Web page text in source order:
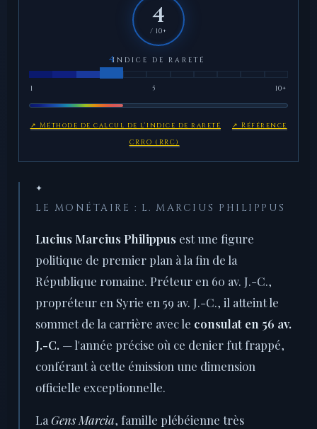
4
/ 10+
INDICE DE RARETÉ
1 5 10+
↗ Méthode de calcul de l'indice de rareté
↗ Référence
CRRO (RRC)
✦
LE MONÉTAIRE : L. MARCIUS PHILIPPUS
Lucius Marcius Philippus est une figure
politique de premier plan à la fin de la
République romaine. Préteur en 60 av. J.-C.,
propréteur en Syrie en 59 av. J.-C., il atteint le
sommet de la carrière avec le consulat en 56 av.
J.-C. — l'année précise où ce denier fut frappé,
conférant à cette émission une dimension
officielle exceptionnelle.
La Gens Marcia, famille plébéienne très